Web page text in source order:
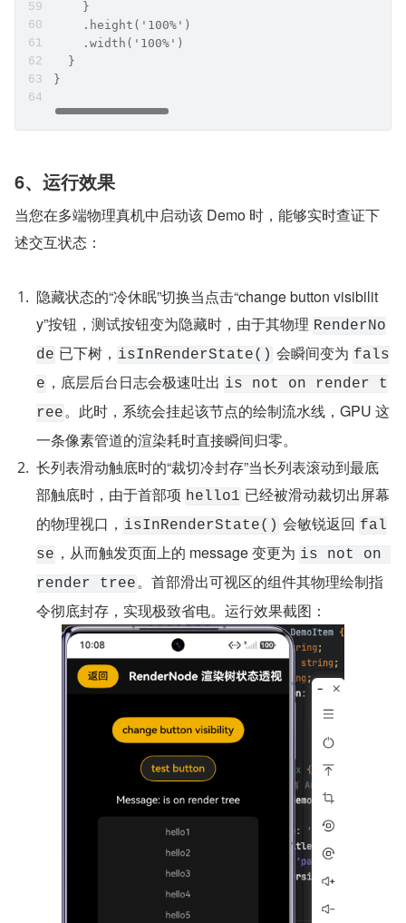
    }
    .height('100%')
    .width('100%')
  }
}
6、运行效果
当您在多端物理真机中启动该 Demo 时，能够实时查证下
述交互状态：
隐藏状态的“冷休眠”切换当点击“change button visibilit
y”按钮，测试按钮变为隐藏时，由于其物理 RenderNo
de 已下树， isInRenderState() 会瞬间变为 fals
e ，底层后台日志会极速吐出 is not on render t
ree。此时，系统会挂起该节点的绘制流水线，GPU 这
一条像素管道的渲染耗时直接瞬间归零。
长列表滑动触底时的“裁切冷封存”当长列表滚动到最底
部触底时，由于首部项 hello1 已经被滑动裁切出屏幕
的物理视口， isInRenderState() 会敏锐返回 fal
se ，从而触发页面上的 message 变更为 is not on
render tree。首部滑出可视区的组件其物理绘制指
令彻底封存，实现极致省电。运行效果截图：